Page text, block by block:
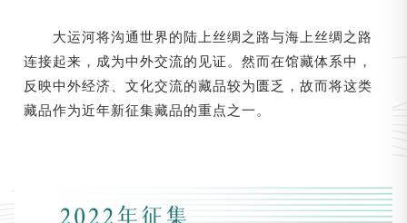
大运河将沟通世界的陆上丝绸之路与海上丝绸之路
连接起来，成为中外交流的见证。然而在馆藏体系中，
反映中外经济、文化交流的藏品较为匮乏，故而将这类
藏品作为近年新征集藏品的重点之一。